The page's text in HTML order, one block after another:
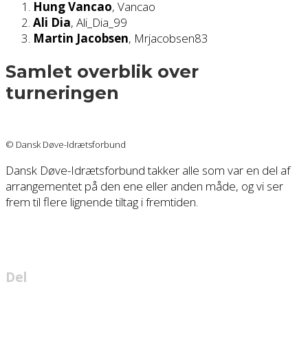
Hung Vancao, Vancao
Ali Dia, Ali_Dia_99
Martin Jacobsen, Mrjacobsen83
Samlet overblik over
turneringen
© Dansk Døve-Idrætsforbund
Dansk Døve-Idrætsforbund takker alle som var en del af
arrangementet på den ene eller anden måde, og vi ser
frem til flere lignende tiltag i fremtiden.
Del